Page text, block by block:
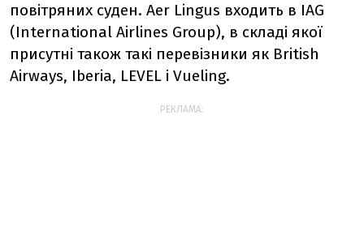
повітряних суден. Aеr Lingus входить в IAG
(International Airlines Group), в складі якої
присутні також такі перевізники як British
Airways, Iberia, LEVEL і Vueling.
РЕКЛАМА: